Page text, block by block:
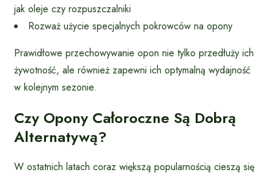
jak oleje czy rozpuszczalniki
Rozważ użycie specjalnych pokrowców na opony
Prawidłowe przechowywanie opon nie tylko przedłuży ich
żywotność, ale również zapewni ich optymalną wydajność
w kolejnym sezonie.
Czy Opony Całoroczne Są Dobrą
Alternatywą?
W ostatnich latach coraz większą popularnością cieszą się